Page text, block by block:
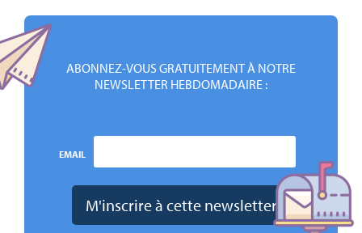
ABONNEZ-VOUS GRATUITEMENT À NOTRE
NEWSLETTER HEBDOMADAIRE :
EMAIL